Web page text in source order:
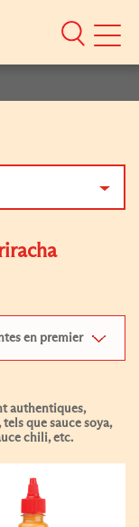
Mobile
en premier
authentiques,
que sauce soya,
chili, etc.